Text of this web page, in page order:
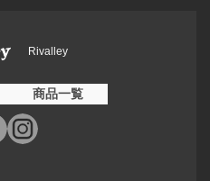
Rivalley
商品一覧